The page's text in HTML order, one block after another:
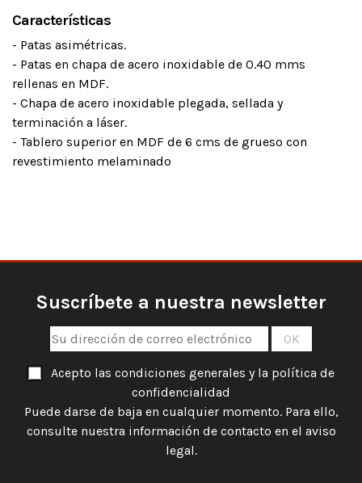
Características
- Patas asimétricas.
- Patas en chapa de acero inoxidable de 0.40 mms
rellenas en MDF.
- Chapa de acero inoxidable plegada, sellada y
terminación a láser.
- Tablero superior en MDF de 6 cms de grueso con
revestimiento melaminado
Suscríbete a nuestra newsletter
Acepto las condiciones generales y la política de
confidencialidad
Puede darse de baja en cualquier momento. Para ello,
consulte nuestra información de contacto en el aviso
legal.